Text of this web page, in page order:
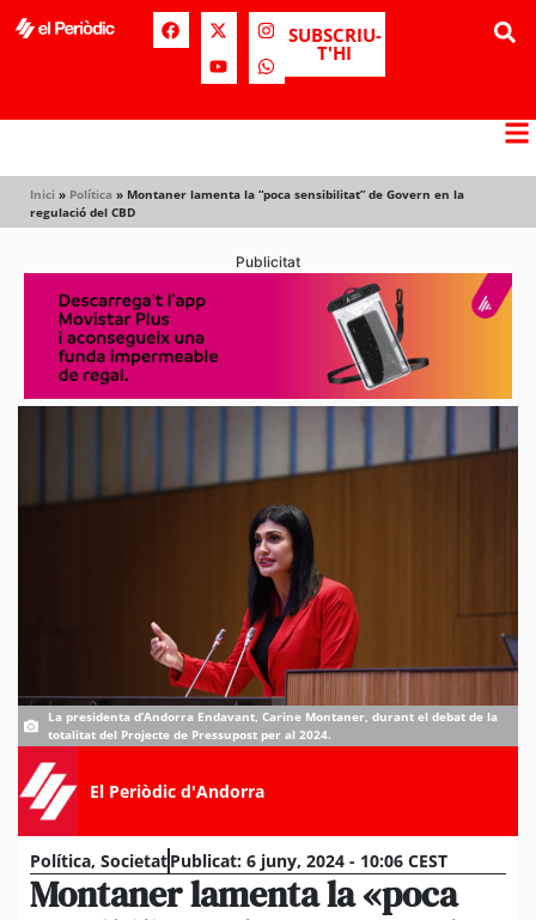
SUBSCRIU-
T'HI
Inici » Política » Montaner lamenta la “poca sensibilitat” de Govern en la
regulació del CBD
Publicitat
La presidenta d’Andorra Endavant, Carine Montaner, durant el debat de la
totalitat del Projecte de Pressupost per al 2024.
El Periòdic d'Andorra
Política, SocietatPublicat: 6 juny, 2024 - 10:06 CEST
Montaner lamenta la «poca